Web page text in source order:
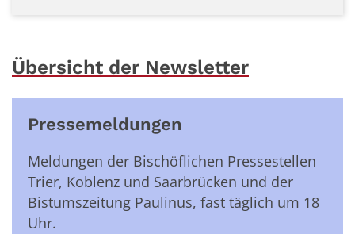
Übersicht der Newsletter
Pressemeldungen
Meldungen der Bischöflichen Pressestellen
Trier, Koblenz und Saarbrücken und der
Bistumszeitung Paulinus, fast täglich um 18
Uhr.